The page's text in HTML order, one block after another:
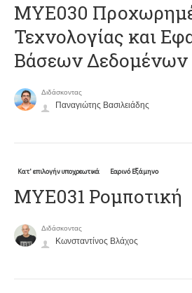
ΜΥΕ030
Τεχνολογίας και
Βάσεων Δεδομένων
Διδάσκοντας
Παναγιώτης Βασιλειάδης
Κατ' επιλογήν υποχρεωτικά Εαρινό Εξάμηνο
ΜΥΕ031 Ρομποτική
Διδάσκοντας
Κωνσταντίνος Βλάχος